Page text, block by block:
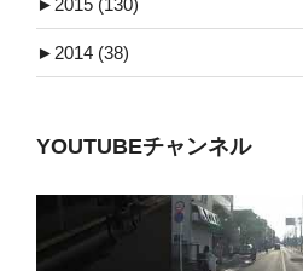
► 2015 (130)
► 2014 (38)
YOUTUBEチャンネル